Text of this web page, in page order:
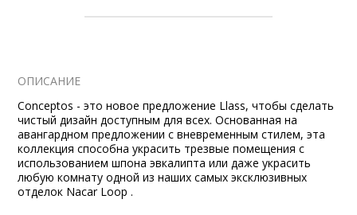
ОПИСАНИЕ
Conceptos - это новое предложение Llass, чтобы сделать
чистый дизайн доступным для всех. Основанная на
авангардном предложении с вневременным стилем, эта
коллекция способна украсить трезвые помещения с
использованием шпона эвкалипта или даже украсить
любую комнату одной из наших самых эксклюзивных
отделок Nacar Loop .